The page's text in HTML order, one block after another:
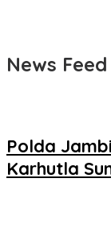
News Feed
Polda
Karhutla